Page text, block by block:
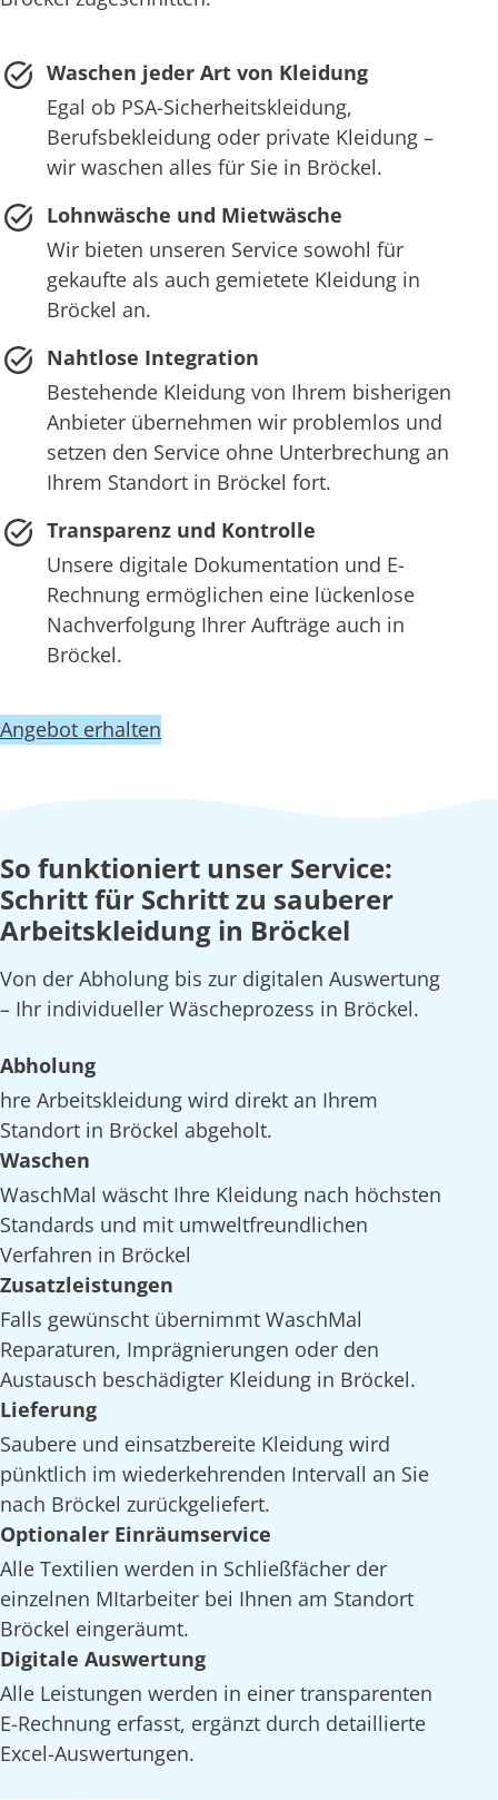
Waschen jeder Art von Kleidung
Egal ob PSA-Sicherheitskleidung,
Berufsbekleidung oder private Kleidung –
wir waschen alles für Sie in Bröckel.
Lohnwäsche und Mietwäsche
Wir bieten unseren Service sowohl für
gekaufte als auch gemietete Kleidung in
Bröckel an.
Nahtlose Integration
Bestehende Kleidung von Ihrem bisherigen
Anbieter übernehmen wir problemlos und
setzen den Service ohne Unterbrechung an
Ihrem Standort in Bröckel fort.
Transparenz und Kontrolle
Unsere digitale Dokumentation und E-
Rechnung ermöglichen eine lückenlose
Nachverfolgung Ihrer Aufträge auch in
Bröckel.
Angebot erhalten
So funktioniert unser Service:
Schritt für Schritt zu sauberer
Arbeitskleidung in Bröckel
Von der Abholung bis zur digitalen Auswertung
– Ihr individueller Wäscheprozess in Bröckel.
Abholung
hre Arbeitskleidung wird direkt an Ihrem
Standort in Bröckel abgeholt.
Waschen
WaschMal wäscht Ihre Kleidung nach höchsten
Standards und mit umweltfreundlichen
Verfahren in Bröckel
Zusatzleistungen
Falls gewünscht übernimmt WaschMal
Reparaturen, Imprägnierungen oder den
Austausch beschädigter Kleidung in Bröckel.
Lieferung
Saubere und einsatzbereite Kleidung wird
pünktlich im wiederkehrenden Intervall an Sie
nach Bröckel zurückgeliefert.
Optionaler Einräumservice
Alle Textilien werden in Schließfächer der
einzelnen MItarbeiter bei Ihnen am Standort
Bröckel eingeräumt.
Digitale Auswertung
Alle Leistungen werden in einer transparenten
E-Rechnung erfasst, ergänzt durch detaillierte
Excel-Auswertungen.